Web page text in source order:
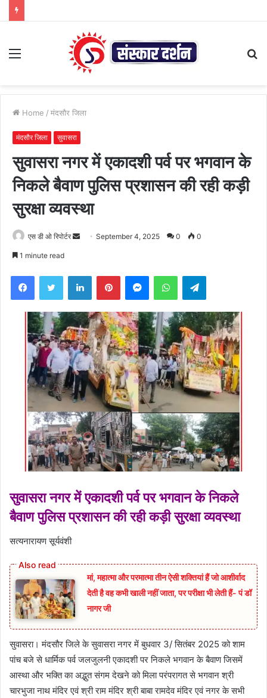
Menu
Home / मंदसौर जिला
मंदसौर जिला सुवासरा
सुवासरा नगर में एकादशी पर्व पर भगवान के
निकले बैवाण पुलिस प्रशासन की रही कड़ी
सुरक्षा व्यवस्था
एस डी ओ रिपोर्टर
Send September 4, 2025 0 0
1 minute read
FacebookTwitter LinkedInPinterestMessengerWhatsAppTelegram
सुवासरा नगर में एकादशी पर्व पर भगवान के निकले
बैवाण पुलिस प्रशासन की रही कड़ी सुरक्षा व्यवस्था
सत्यनारायण सूर्यवंशी
मां, महात्मा और परमात्मा तीन ऐसी शक्तियां हैं जो आशीर्वाद
देती है वह कभी खाली नहीं जाता, पर परीक्षा भी लेती हैं- पं डॉ
नागर जी
सुवासरा। मंदसौर जिले के सुवासरा नगर में बुधवार 3/ सितंबर 2025 को शाम
पांच बजे से धार्मिक पर्व जलजुलनी एकादशी पर निकले भगवान के बैवाण जिसमें
आस्था और भक्ति का अद्भुत संगम देखने को मिला परंपरागत से भगवान श्री
चारभुजा नाथ मंदिर एवं श्री राम मंदिर श्री बाबा रामदेव मंदिर एवं नगर के सभी